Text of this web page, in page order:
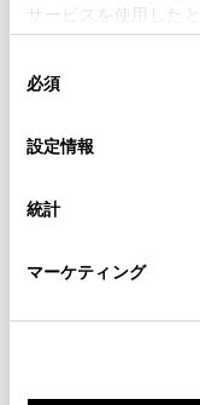
サービスを使用した
使用することがあり
デバイスにすべての
意したことになりま
設定の変更、同意を
「Cookie（クッキー
必須
設定情報
統計
マーケティング
パワステ
横滑防止装置